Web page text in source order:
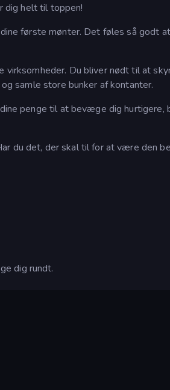
dig helt til toppen!
første mønter. Det føles så godt
virksomheder. Du bliver nødt til at
samle store bunker af kontanter.
penge til at bevæge dig
du det, der skal til for at være den
dig rundt.